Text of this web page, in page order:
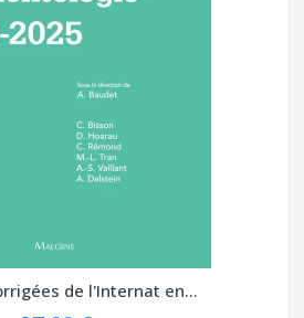
de l'Internat en...